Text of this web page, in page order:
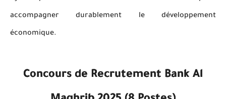
accompagner durablement le développement
économique.
Concours de Recrutement Bank Al